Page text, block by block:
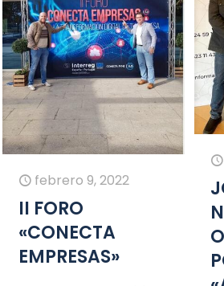
febrero 9, 2022
II FORO
«CONECTA
EMPRESAS»